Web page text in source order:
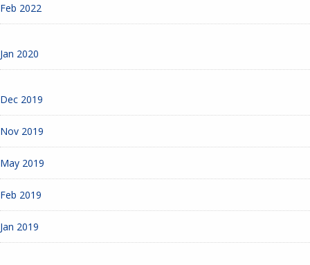
Feb 2022
Jan 2020
Dec 2019
Nov 2019
May 2019
Feb 2019
Jan 2019